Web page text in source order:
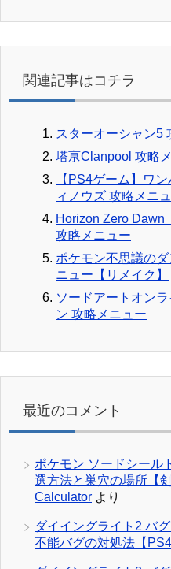
関連記事はコチラ
スターオーシャン5
塔亰Clanpool 攻略
【PS4ゲーム】ワ
ィノウズ 攻略メニ
Horizon Zero Dawn
攻略メニュー
ポケモン不思議の
ニュー【リメイク】
ソードアートオン
ン 攻略メニュー
最近のコメント
ポケモン ソードシール
選方法と巣穴の場所【剣
Calculator より
ダイイングライト2 バ
不能バグの対処法【PS4